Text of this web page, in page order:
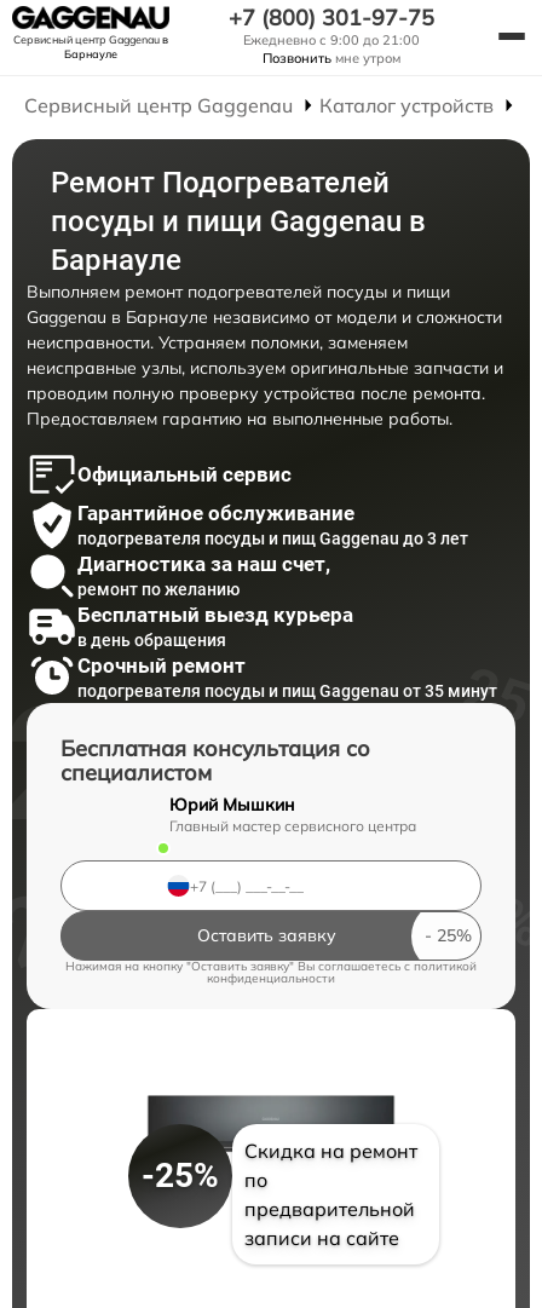
Сервисный центр Gaggenauв
Барнауле
+7 (800) 301-97-75
Ежедневно с 9:00 до 21:00
Позвонить мне утром
Сервисный центр Gaggenau Каталог устройств
Ремонт Подогревателей
посуды и пищи Gaggenau в
Барнауле
Выполняем ремонт подогревателей посуды и пищи
Gaggenau в Барнауле независимо от модели и сложности
неисправности. Устраняем поломки, заменяем
неисправные узлы, используем оригинальные запчасти и
проводим полную проверку устройства после ремонта.
Предоставляем гарантию на выполненные работы.
Официальный сервис
Гарантийное обслуживание
подогревателя посуды и пищ Gaggenau до 3 лет
Диагностика за наш счет,
ремонт по желанию
Бесплатный выезд курьера
в день обращения
Срочный ремонт
подогревателя посуды и пищ Gaggenau от 35 минут
Бесплатная консультация со
специалистом
Юрий Мышкин
Главный мастер сервисного центра
Оставить заявку
Нажимая на кнопку "Оставить заявку" Вы соглашаетесь cполитикой
конфиденциальности
-25%
Скидка на ремонт
по
предварительной
записи на сайте